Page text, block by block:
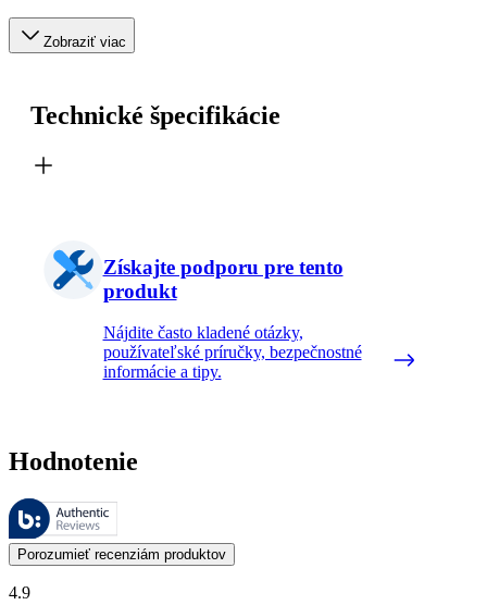
Zobraziť viac
Technické špecifikácie
Získajte podporu pre tento
produkt
Nájdite často kladené otázky,
používateľské príručky, bezpečnostné
informácie a tipy.
Hodnotenie
Tieto recenzie spravuje Bazaarvoice a sú v súlade so Zásadami
Zákaznícke recenzie vo forme hodnotenia produktu a hviezdičiek
Porozumieť recenziám produktov
4.9